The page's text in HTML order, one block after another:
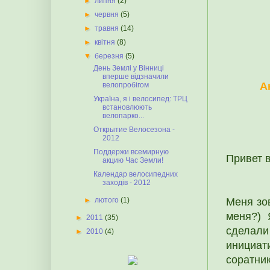
Привет
Меня
меня?)
►червня(5)
►травня(14)
►квітня(8)
▼березня(5)
День Землі у Вінниці
вперше відзначили
велопробігом
Україна, я і велосипед: ТРЦ
встановлюють
велопарко...
Открытие Велосезона -
2012
Поддержи всемирную
акцию Час Земли!
Календар велосипедних
заходів - 2012
►лютого(1)
► 2011 (35)
► 2010 (4)